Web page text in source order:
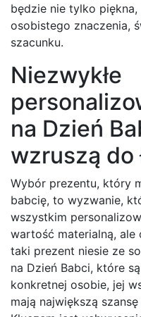
będzie nie tylko piękna,
osobistego znaczenia,
szacunku.
Niezwykłe
na Dzień
wzruszą do
Wybór prezentu, który
babcię, to wyzwanie,
wszystkim
wartość materialną, ale
taki prezent niesie ze
na Dzień Babci, które
konkretnej osobie, jej
mają największą